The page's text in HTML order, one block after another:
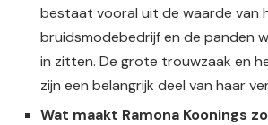
bestaat vooral uit de waarde van
bruidsmodebedrijf en de panden
in zitten. De grote trouwzaak en
zijn een belangrijk deel van haar
Wat maakt Ramona Koonings